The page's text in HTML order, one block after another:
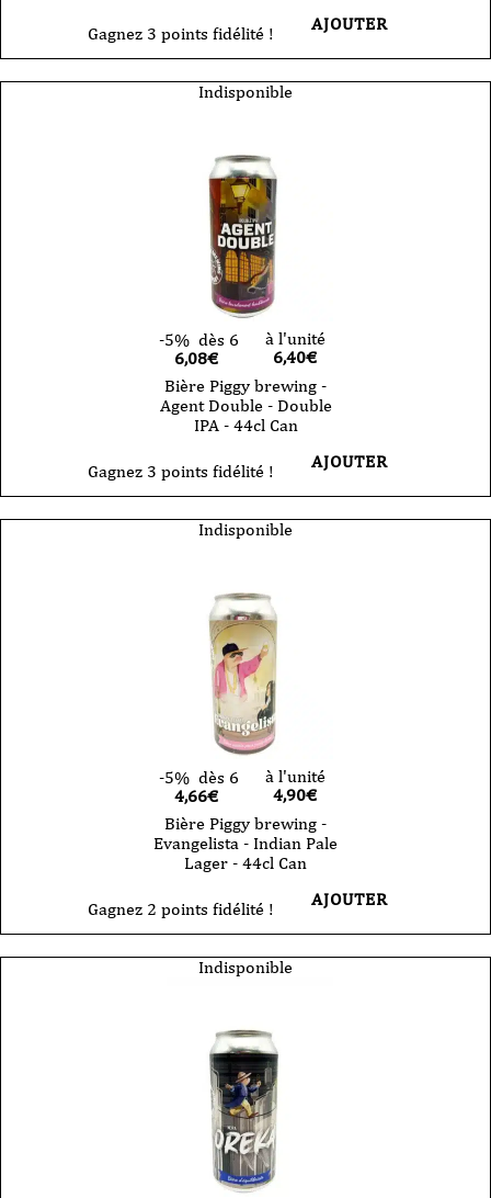
Gagnez 3 points fidélité ! AJOUTER
Indisponible
-5% dès 6
6,08€
à l'unité
6,40€
Bière Piggy brewing -
Agent Double - Double
IPA - 44cl Can
Gagnez 3 points fidélité ! AJOUTER
Indisponible
-5% dès 6
4,66€
à l'unité
4,90€
Bière Piggy brewing -
Evangelista - Indian Pale
Lager - 44cl Can
Gagnez 2 points fidélité ! AJOUTER
Indisponible